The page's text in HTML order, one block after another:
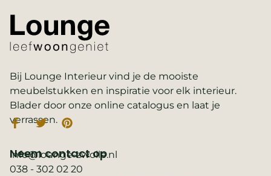
Bij Lounge Interieur vind je de mooiste
meubelstukken en inspiratie voor elk interieur.
Blader door onze online catalogus en laat je
verrassen.
Neem contact op
info@lounge-zwolle.nl
038 - 302 02 20